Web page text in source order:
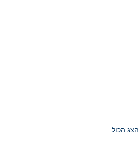
הצג הכול